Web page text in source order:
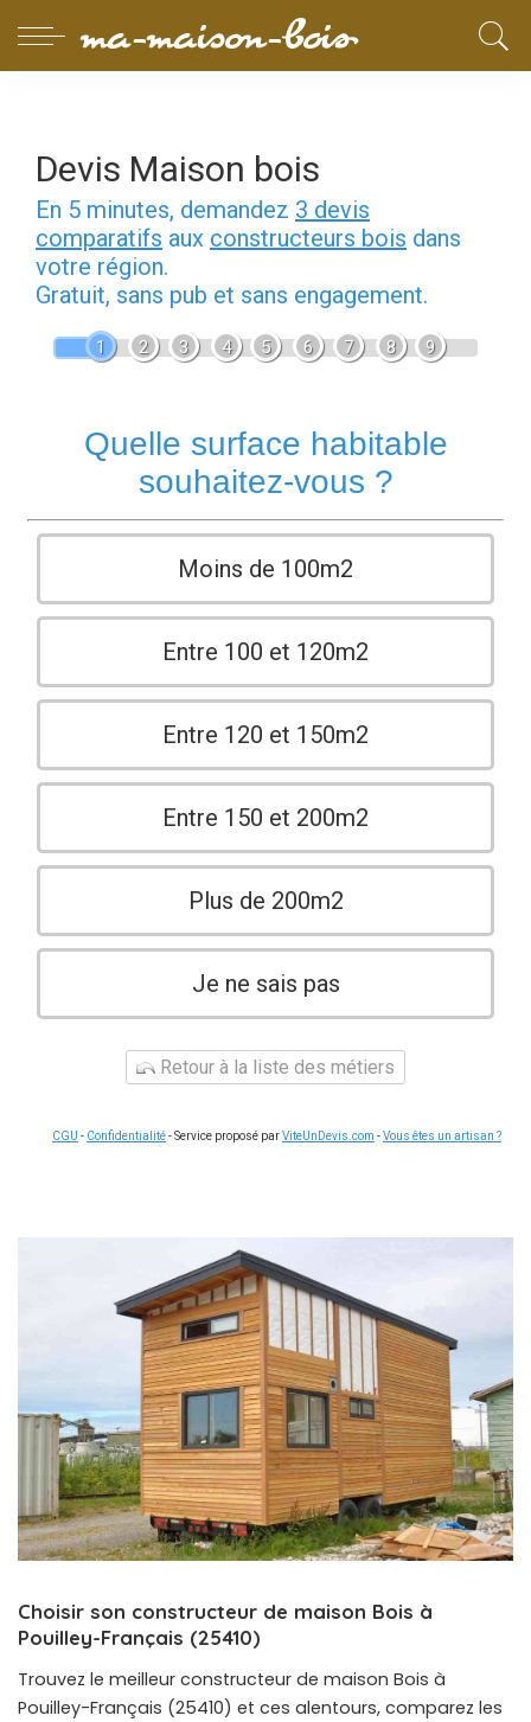
Devis Maison bois
En 5 minutes, demandez 3 devis
comparatifs aux constructeurs bois dans
votre région.
Gratuit, sans pub et sans engagement.
1 2 3 4 5 6 7 8 9
Quelle surface habitable
souhaitez-vous ?
Moins de 100m2
Entre 100 et 120m2
Entre 120 et 150m2
Entre 150 et 200m2
Plus de 200m2
Je ne sais pas
Retour à la liste des métiers
CGU - Confidentialité- Service proposé parViteUnDevis.com -Vous êtes un artisan ?
Choisir son constructeur de maison Bois à
Pouilley-Français (25410)
Trouvez le meilleur constructeur de maison Bois à
Pouilley-Français (25410) et ces alentours, comparez les